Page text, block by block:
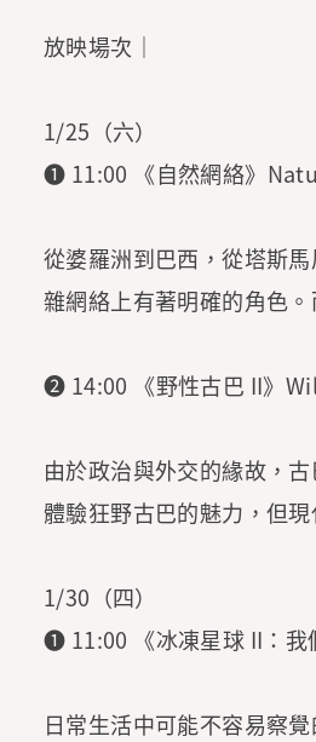
放映場次｜
1/25（六）
➊ 11:00 《自然網絡》
從婆羅洲到巴西，從塔斯
雜網絡上有著明確的角色
➋ 14:00 《野性古巴 II》
由於政治與外交的緣故，
體驗狂野古巴的魅力，但
1/30（四）
➊ 11:00 《冰凍星球 II：
日常生活中可能不容易察